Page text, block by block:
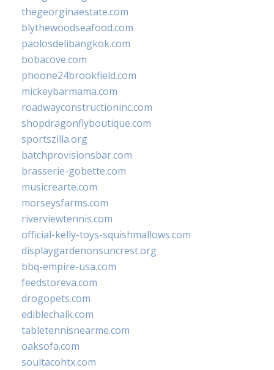
thegeorginaestate.com
blythewoodseafood.com
paolosdelibangkok.com
bobacove.com
phoone24brookfield.com
mickeybarmama.com
roadwayconstructioninc.com
shopdragonflyboutique.com
sportszilla.org
batchprovisionsbar.com
brasserie-gobette.com
musicrearte.com
morseysfarms.com
riverviewtennis.com
official-kelly-toys-squishmallows.com
displaygardenonsuncrest.org
bbq-empire-usa.com
feedstoreva.com
drogopets.com
ediblechalk.com
tabletennisnearme.com
oaksofa.com
soultacohtx.com